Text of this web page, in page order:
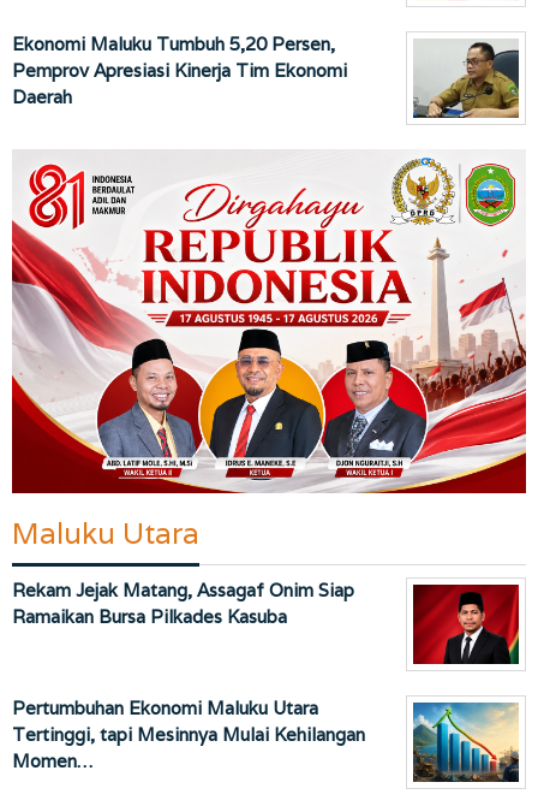
Ekonomi Maluku Tumbuh 5,20 Persen,
Pemprov Apresiasi Kinerja Tim Ekonomi
Daerah
Maluku Utara
Rekam Jejak Matang, Assagaf Onim Siap
Ramaikan Bursa Pilkades Kasuba
Pertumbuhan Ekonomi Maluku Utara
Tertinggi, tapi Mesinnya Mulai Kehilangan
Momen…